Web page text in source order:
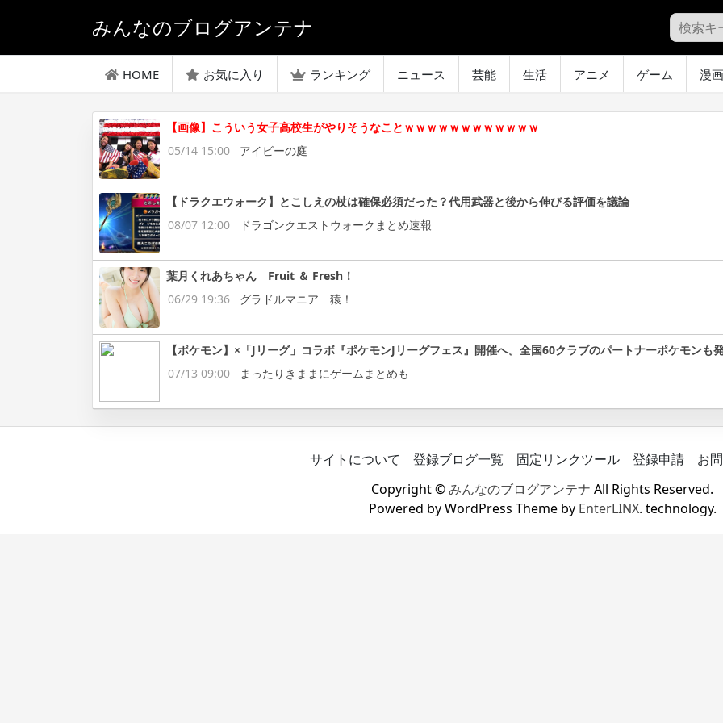
みんなのブログアンテナ
HOME お気に入り ランキング ニュース 芸能 生活 アニメ ゲーム 漫画
【画像】こういう女子高校生がやりそうなことｗｗｗｗｗｗｗｗｗｗｗｗ
05/14 15:00
アイビーの庭
【ドラクエウォーク】とこしえの杖は確保必須だった？代用武器と後から伸びる評価を議論
08/07 12:00
ドラゴンクエストウォークまとめ速報
葉月くれあちゃん Fruit ＆ Fresh！
06/29 19:36
グラドルマニア 猿！
【ポケモン】×「Jリーグ」コラボ『ポケモンJリーグフェス』開催へ。全国60クラブのパートナーポケモンも
07/13 09:00
まったりきままにゲームまとめも
サイトについて 登録ブログ一覧 固定リンクツール 登録申請
お
Copyright ©みんなのブログアンテナ All Rights Reserved.
Powered by WordPress Theme by EnterLINX. technology.